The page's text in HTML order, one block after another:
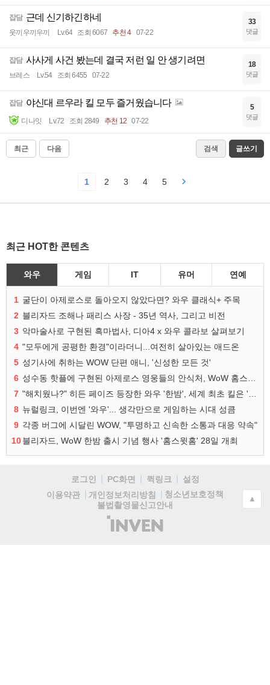
잡담 근데 신기하긴하네
웃끼우끼우끼 Lv.64 조회 6067 추천 4 07-22
33
댓글
잡담 사사게 사건 봤는데 결국 저런 일 안 생기려면
브레스 Lv.54 조회 6455 07-22
18
댓글
잡담 야신대 르우라 킬 모두 즐거웠습니다
디나잇 Lv.72 조회 2849 추천 12 07-22
5
댓글
최근 다음 검색 글쓰기
1 2 3 4 5
최근 HOT한 콘텐츠
와우 게임 IT 유머 연예
1 굴단이 아제로스로 돌아오지 않았다면? 와우 클래식+ 주목
2 블리자드 조해나 패리스 사장 - 35년 역사, 그리고 비전
3 악마술사로 구현된 흑마법사, 디아4 x 와우 콜라보 살펴보기
4 "모두에게 공평한 환경"이라더니...여전히 살아있는 애드온
5 성기사에 취하는 WOW 단편 애니, '신성한 모든 것'
6
7
8 뉴럴링크, 이번엔 '와우'... 생각만으로 게임하는 시대 성큼
9 각종 버그에 시달린 WOW, "투명하고 신속한 소통과 대응 약속"
10블리자드, WoW 한밤 출시 기념 행사 '홈스윗홈' 28일 개최
로그인 PC화면 퀵링크
설정
이용약관
개인정보처리방침
청소년보호정책
불법촬영물신고안내
(주)
인
▲